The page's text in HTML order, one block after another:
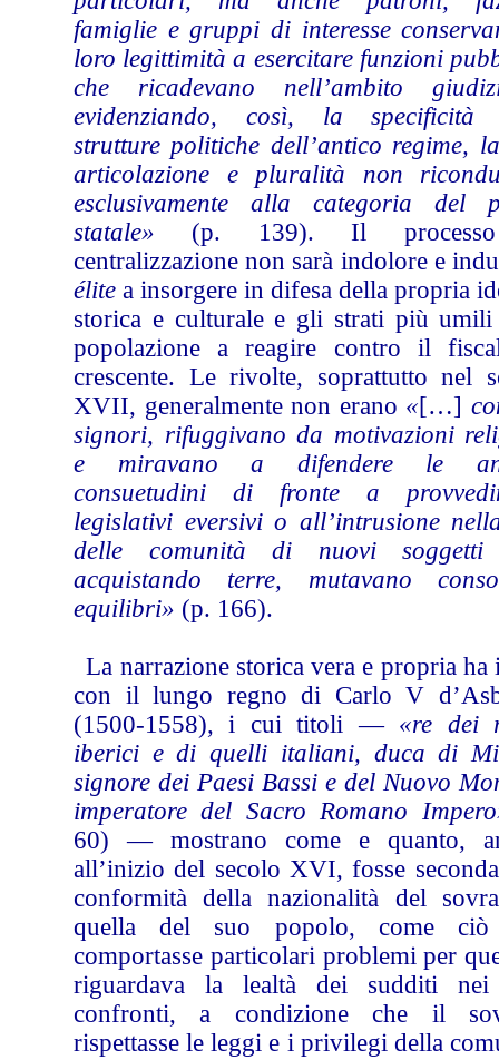
famiglie e gruppi di interesse
loro legittimità a esercitare funzioni
che ricadevano nell’ambito
evidenziando, così, la specificità
strutture politiche dell’antico regime,
articolazione e pluralità non
esclusivamente alla categoria del
statale» (p. 139). Il
centralizzazione non sarà indolore e
élite a insorgere in difesa della propria
storica e culturale e gli strati più umili
popolazione a reagire contro il
crescente. Le rivolte, soprattutto nel
XVII, generalmente non erano «[…]
signori, rifuggivano da motivazioni
e miravano a difendere le
consuetudini di fronte a
legislativi eversivi o all’intrusione
delle comunità di nuovi soggetti
acquistando terre, mutavano
equilibri» (p. 166).
La narrazione storica vera e propria ha
con il lungo regno di Carlo V
(1500-1558), i cui titoli — «re dei
iberici e di quelli italiani, duca di
signore dei Paesi Bassi e del Nuovo
imperatore del Sacro Romano
60) — mostrano come e quanto,
all’inizio del secolo XVI, fosse
conformità della nazionalità del
quella del suo popolo, come
comportasse particolari problemi per
riguardava la lealtà dei sudditi nei
confronti, a condizione che il
rispettasse le leggi e i privilegi della